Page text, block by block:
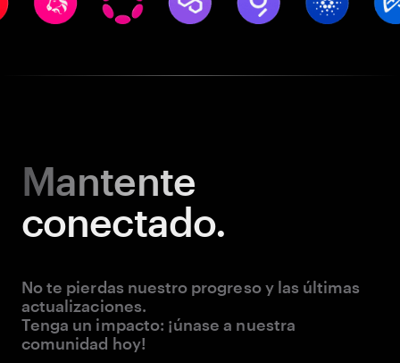
Mantente
conectado.
No te pierdas nuestro progreso y las últimas
actualizaciones.
Tenga un impacto: ¡únase a nuestra
comunidad hoy!